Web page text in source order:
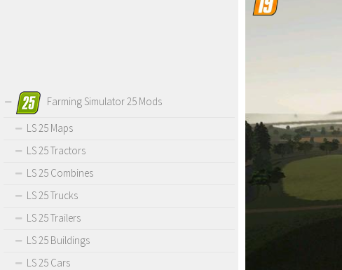
Farming Simulator 25 Mods
LS 25 Maps
LS 25 Tractors
LS 25 Combines
LS 25 Trucks
LS 25 Trailers
LS 25 Buildings
LS 25 Cars